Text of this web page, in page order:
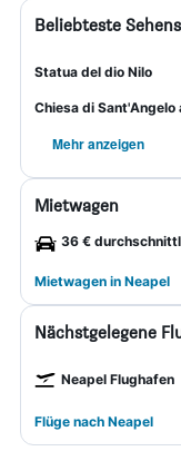
Beliebteste
Statua del dio Nilo
Chiesa di Sant'Angelo
Mehr anzeigen
Mietwagen
36 €
Mietwagen in Neapel
Nächstgelegene
Neapel Flughafen
Flüge nach Neapel